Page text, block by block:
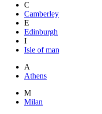
C
Camberley
E
Edinburgh
I
Isle of man
A
Athens
M
Milan